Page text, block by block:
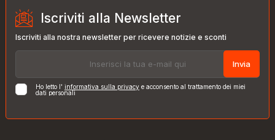
Iscriviti alla Newsletter
Iscriviti alla nostra newsletter per ricevere notizie e sconti
Invia
Ho letto l' informativa sulla privacy e acconsento al trattamento dei miei
dati personali